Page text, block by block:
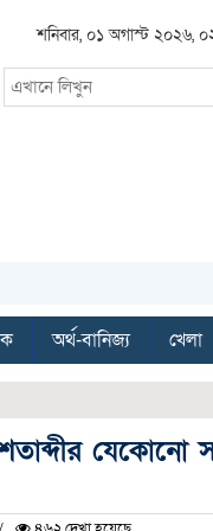
শনিবার, ০১ অগাস্ট ২০২৬,
অর্থ-বানিজ্য খেলা
যেকোনো